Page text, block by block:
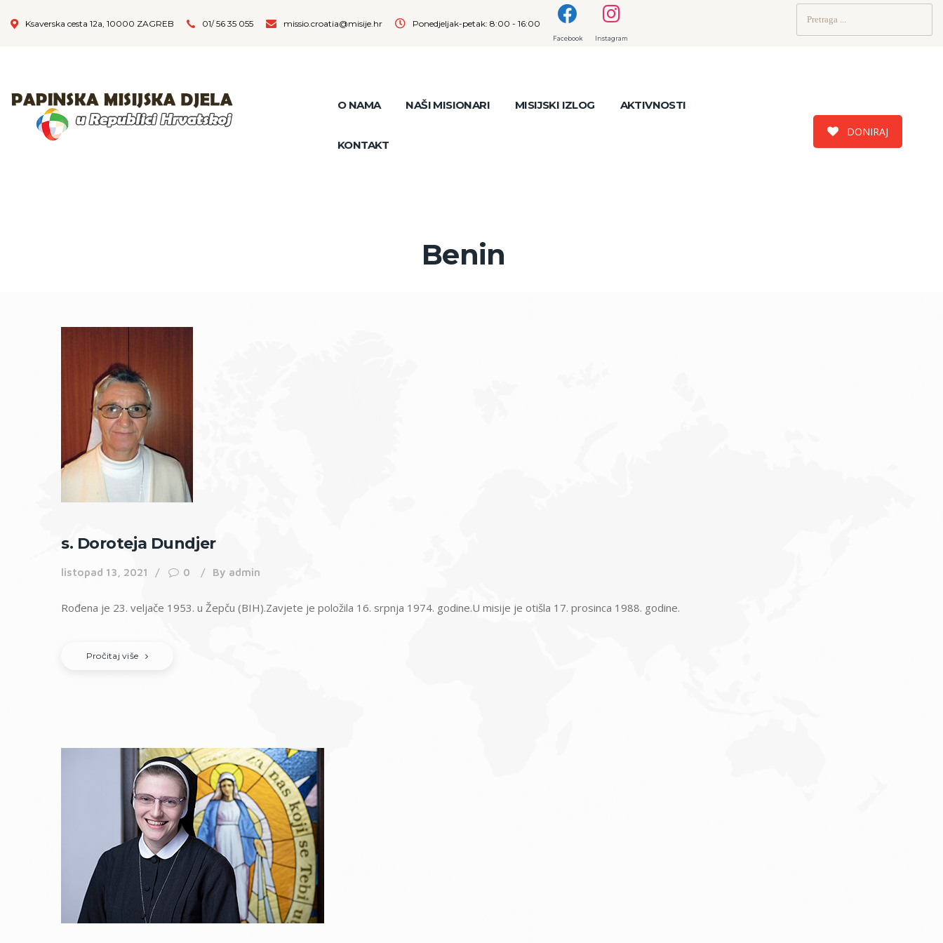
Ksaverska cesta 12a, 10000 ZAGREB 01/ 56 35 055 missio.croatia@misije.hr Ponedjeljak-petak: 8:00 - 16:00
Facebook Instagram
O NAMA NAŠI MISIONARI MISIJSKI IZLOG AKTIVNOSTI
KONTAKT
DONIRAJ
Benin
s. Doroteja Dundjer
listopad 13, 2021 0 By admin
Rođena je 23. veljače 1953. u Žepču (BIH).Zavjete je položila 16. srpnja 1974. godine.U misije je otišla 17. prosinca 1988. godine.
Pročitaj više